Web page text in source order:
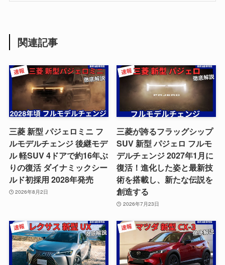
関連記事
三菱 新型 パジェロミニ フ
ルモデルチェンジ 後継モデ
ル 軽SUV 4ドアで約16年ぶ
りの復活 ダイナミックシー
ルド初採用 2028年発売
2026年8月2日
三菱が誇るフラッグシップ
SUV 新型 パジェロ フルモ
デルチェンジ 2027年1月に
復活！進化した姿と最新技
術を搭載し、新たな伝説を
創造する
2026年7月23日